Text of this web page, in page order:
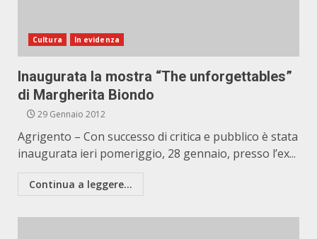
Cultura In evidenza
Inaugurata la mostra “The unforgettables”
di Margherita Biondo
29 Gennaio 2012
Agrigento – Con successo di critica e pubblico è stata
inaugurata ieri pomeriggio, 28 gennaio, presso l’ex...
Continua a leggere...